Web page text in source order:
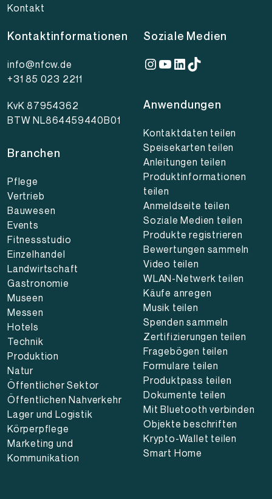
Kontakt
Kontaktinformationen
info@nfcw.de
+31 85 023 2211
KvK 87954362
BTW NL864459440B01
Branchen
Pflege
Vertrieb
Bauwesen
Events
Fitnessstudio
Einzelhandel
Landwirtschaft
Gastronomie
Museen
Messen
Hotels
Technik
Produktion
Natur
Öffentlicher Sektor
Öffentlichen Nahverkehr
Lager und Logistik
Körperpflege
Marketing und
Kommunikation
Soziale Medien
Instagram
YouTube
LinkedIn
TikTok
Anwendungen
Kontaktdaten teilen
Speisekarten teilen
Anleitungen teilen
Produktinformationen
teilen
Anmeldseite teilen
Soziale Medien teilen
Produkte registrieren
Bewertungen sammeln
Video teilen
WLAN-Netwerk teilen
Käufe anregen
Musik teilen
Spenden sammeln
Zertifizierungen teilen
Fragebögen teilen
Formulare teilen
Produktpass teilen
Dokumente teilen
Mit Bluetooth verbinden
Objekte beschriften
Krypto-Wallet teilen
Smart Home